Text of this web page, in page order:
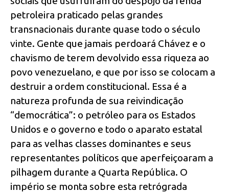
petroleira praticado pelas grandes
transnacionais durante quase todo o século
vinte. Gente que jamais perdoará Chávez e o
chavismo de terem devolvido essa riqueza ao
povo venezuelano, e que por isso se colocam a
destruir a ordem constitucional. Essa é a
natureza profunda de sua reivindicação
“democrática”: o petróleo para os Estados
Unidos e o governo e todo o aparato estatal
para as velhas classes dominantes e seus
representantes políticos que aperfeiçoaram a
pilhagem durante a Quarta República. O
império se monta sobre esta retrógrada